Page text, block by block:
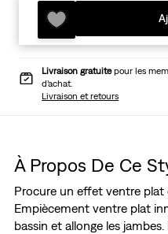
Livraison gratuitepour les
d’achat.
Livraison et retours
À Propos De Ce
Procure un effet ventre plat
Empiècement ventre plat
bassin et allonge les